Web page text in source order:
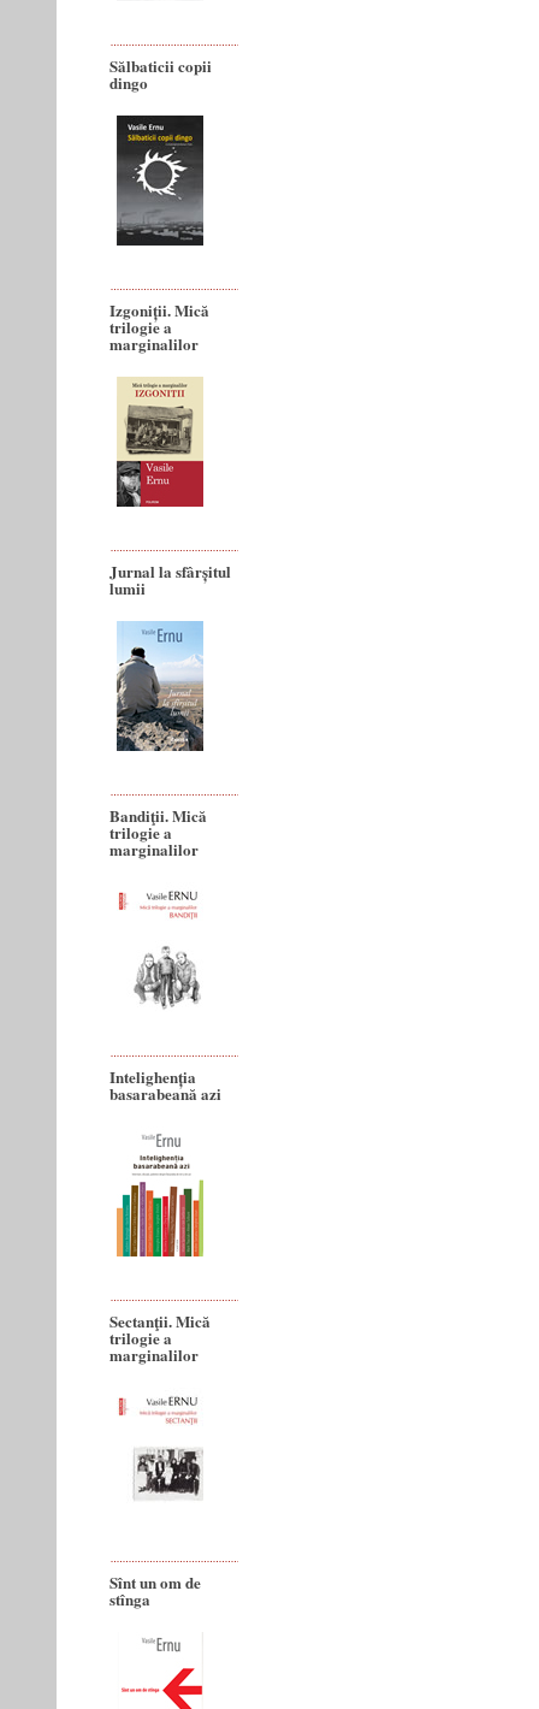
Sălbaticii copii
dingo
Izgoniții. Mică
trilogie a
marginalilor
Jurnal la sfârșitul
lumii
Bandiţii. Mică
trilogie a
marginalilor
Intelighenția
basarabeană azi
Sectanţii. Mică
trilogie a
marginalilor
Sînt un om de
stînga